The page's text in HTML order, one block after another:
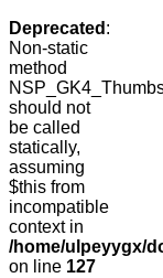
Deprecated :
Non-static
method
should not
be called
statically,
assuming
$this from
incompatible
context in
/home/ulpeyygx/
on line 127